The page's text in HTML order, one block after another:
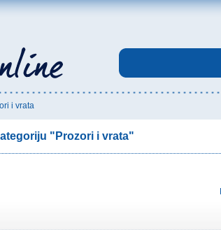
i vrata
"Prozori i vrata"